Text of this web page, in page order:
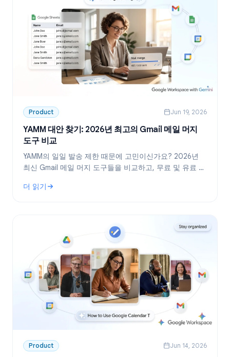
Product Jun 19, 2026
YAMM 대안 찾기: 2026년 최고의 Gmail 메일 머지
도구 비교
YAMM의 일일 발송 제한 때문에 고민이신가요? 2026년
최신 Gmail 메일 머지 도구들을 비교하고, 무료 및 유료 대
더 읽기
: YAMM 대안 찾기: 2026년 최고의 Gmail 메일 머지 도구 비교
Product Jun 14, 2026